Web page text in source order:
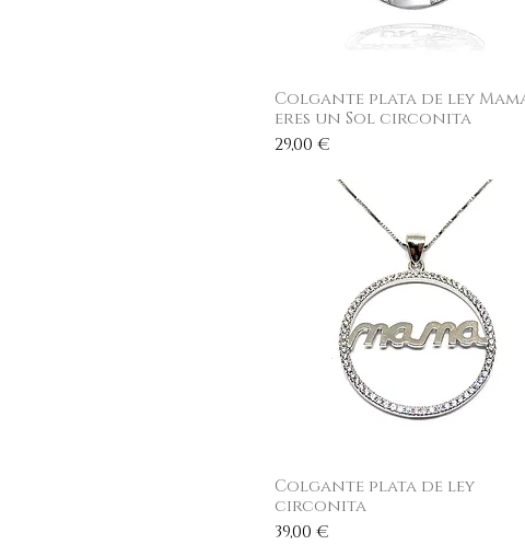
Vista rápida
Colgante plata de ley
eres un Sol circonita
Precio
29,00 €
Vista rápida
Colgante plata de ley
circonita
Precio
39,00 €